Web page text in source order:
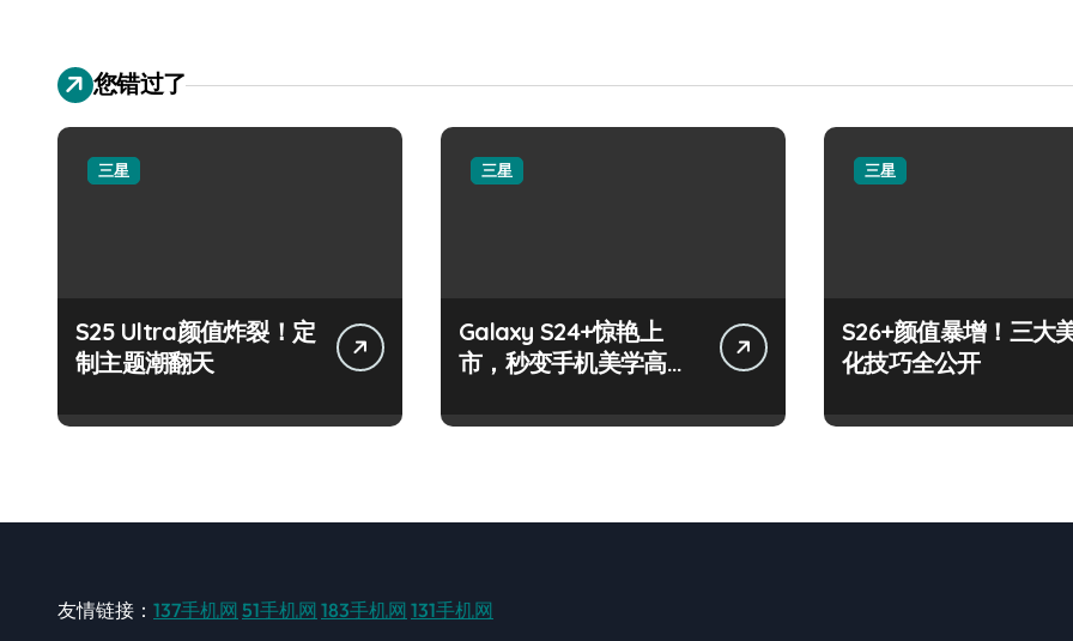
您错过了
三星
S25 Ultra颜值炸裂！定
制主题潮翻天
三星
Galaxy S24+惊艳上
市，秒变手机美学高
三星
S26+颜值暴增！三大
化技巧全公开
友情链接： 137手机网 51手机网 183手机网 131手机网